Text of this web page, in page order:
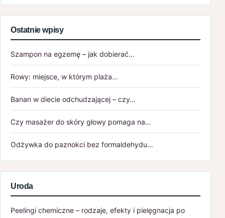
Ostatnie wpisy
Szampon na egzemę – jak dobierać…
Rowy: miejsce, w którym plaża…
Banan w diecie odchudzającej – czy…
Czy masażer do skóry głowy pomaga na…
Odżywka do paznokci bez formaldehydu…
Uroda
Peelingi chemiczne – rodzaje, efekty i pielęgnacja po